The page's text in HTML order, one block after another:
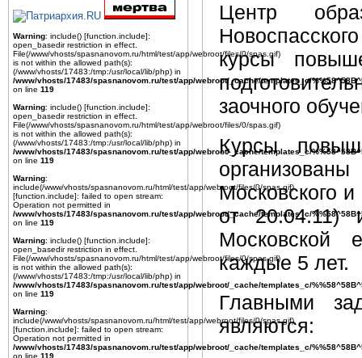
Центр
курсы
заочного
Курсы
Московского
от 20.04.11)
Московской
каждые 5 лет.
Главными
являются:
Warning: include() [function.include]:
open_basedir restriction in effect.
File(/www/vhosts/spasnanovom.ru/html/test/app/webroot/files/0/spas.gif)
is not within the allowed path(s):
(/www/vhosts/17483:/tmp:/usr/local/lib/php) in
/www/vhosts/17483/spasnanovom.ru/test/app/webroot/_cache/templates_c/
on line 119
Warning: include() [function.include]:
open_basedir restriction in effect.
File(/www/vhosts/spasnanovom.ru/html/test/app/webroot/files/0/spas.gif)
is not within the allowed path(s):
(/www/vhosts/17483:/tmp:/usr/local/lib/php) in
/www/vhosts/17483/spasnanovom.ru/test/app/webroot/_cache/templates_c/
on line 119
Warning:
include(/www/vhosts/spasnanovom.ru/html/test/app/webroot/files/0/spas.gif)
[function.include]: failed to open stream:
Operation not permitted in
/www/vhosts/17483/spasnanovom.ru/test/app/webroot/_cache/templates_c/
on line 119
Warning: include() [function.include]:
open_basedir restriction in effect.
File(/www/vhosts/spasnanovom.ru/html/test/app/webroot/files/0/spas.gif)
is not within the allowed path(s):
(/www/vhosts/17483:/tmp:/usr/local/lib/php) in
/www/vhosts/17483/spasnanovom.ru/test/app/webroot/_cache/templates_c/
on line 119
Warning:
include(/www/vhosts/spasnanovom.ru/html/test/app/webroot/files/0/spas.gif)
[function.include]: failed to open stream:
Operation not permitted in
/www/vhosts/17483/spasnanovom.ru/test/app/webroot/_cache/templates_c/
on line 119